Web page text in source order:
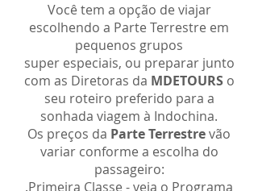
Você tem a opção de viajar
escolhendo a Parte Terrestre em
pequenos grupos
super especiais, ou preparar junto
com as Diretoras da MDETOURSo
seu roteiro preferido para a
sonhada viagem à Indochina.
Os preços da Parte Terrestrevão
variar conforme a escolha do
passageiro:
.Primeira Classe - veja o Programa